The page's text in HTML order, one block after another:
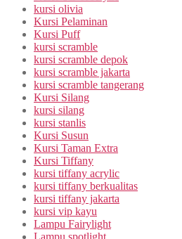
kursi olivia
Kursi Pelaminan
Kursi Puff
kursi scramble
kursi scramble depok
kursi scramble jakarta
kursi scramble tangerang
Kursi Silang
kursi silang
kursi stanlis
Kursi Susun
Kursi Taman Extra
Kursi Tiffany
kursi tiffany acrylic
kursi tiffany berkualitas
kursi tiffany jakarta
kursi vip kayu
Lampu Fairylight